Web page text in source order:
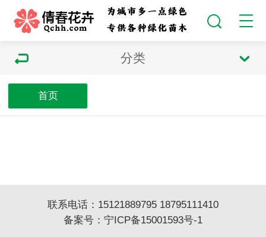
分类
首页
联系电话：15121889795 18795111410
备案号： 宁ICP备15001593号-1